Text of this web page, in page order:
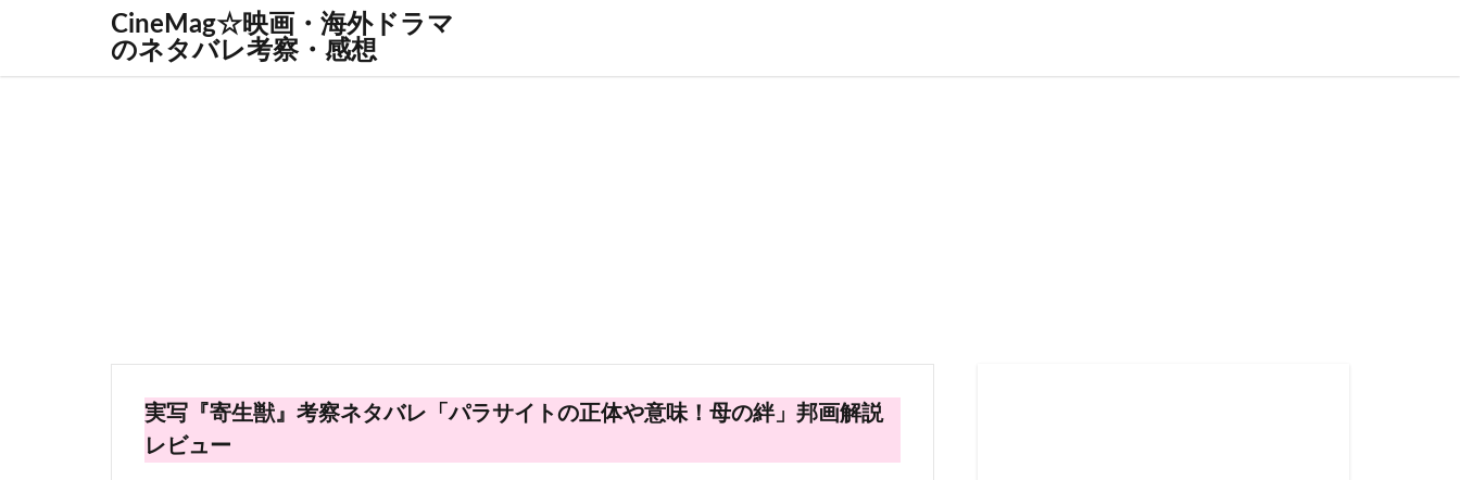
CineMag☆映画・海外ドラマ
のネタバレ考察・感想
実写『寄生獣』考察ネタバレ「パラサイトの正体や意味！母の絆」邦画解説
レビュー